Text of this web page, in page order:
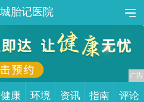
胎记医院
健康 环境 资讯 指南 评论